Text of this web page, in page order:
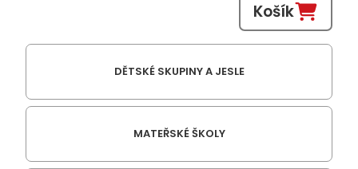
Košík
DĚTSKÉ SKUPINY A JESLE
MATEŘSKÉ ŠKOLY